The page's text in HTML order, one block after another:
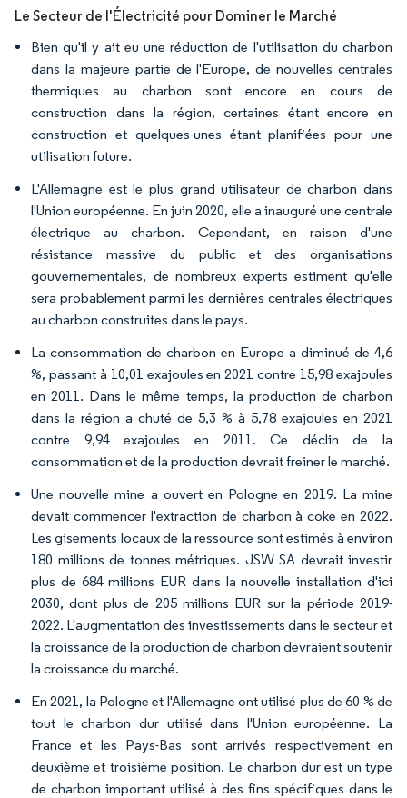
Le Secteur de l'Électricité pour Dominer le Marché
Bien qu'il y ait eu une réduction de l'utilisation du charbon
dans la majeure partie de l'Europe, de nouvelles centrales
thermiques au charbon sont encore en cours de
construction dans la région, certaines étant encore en
construction et quelques-unes étant planifiées pour une
utilisation future.
L'Allemagne est le plus grand utilisateur de charbon dans
l'Union européenne. En juin 2020, elle a inauguré une centrale
électrique au charbon. Cependant, en raison d'une
résistance massive du public et des organisations
gouvernementales, de nombreux experts estiment qu'elle
sera probablement parmi les dernières centrales électriques
au charbon construites dans le pays.
La consommation de charbon en Europe a diminué de 4,6
%, passant à 10,01 exajoules en 2021 contre 15,98 exajoules
en 2011. Dans le même temps, la production de charbon
dans la région a chuté de 5,3 % à 5,78 exajoules en 2021
contre 9,94 exajoules en 2011. Ce déclin de la
consommation et de la production devrait freiner le marché.
Une nouvelle mine a ouvert en Pologne en 2019. La mine
devait commencer l'extraction de charbon à coke en 2022.
Les gisements locaux de la ressource sont estimés à environ
180 millions de tonnes métriques. JSW SA devrait investir
plus de 684 millions EUR dans la nouvelle installation d'ici
2030, dont plus de 205 millions EUR sur la période 2019-
2022. L'augmentation des investissements dans le secteur et
la croissance de la production de charbon devraient soutenir
la croissance du marché.
En 2021, la Pologne et l'Allemagne ont utilisé plus de 60 % de
tout le charbon dur utilisé dans l'Union européenne. La
France et les Pays-Bas sont arrivés respectivement en
deuxième et troisième position. Le charbon dur est un type
de charbon important utilisé à des fins spécifiques dans le